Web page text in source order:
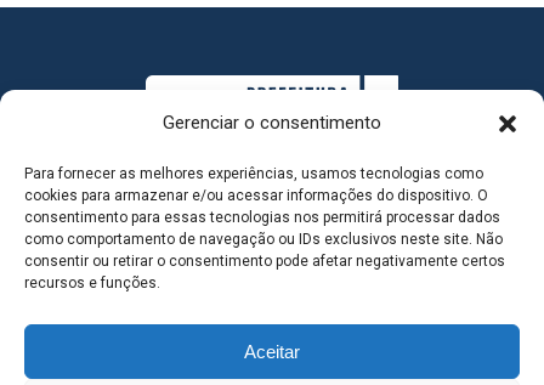
Gerenciar o consentimento
Para fornecer as melhores experiências, usamos tecnologias como
cookies para armazenar e/ou acessar informações do dispositivo. O
consentimento para essas tecnologias nos permitirá processar dados
como comportamento de navegação ou IDs exclusivos neste site. Não
consentir ou retirar o consentimento pode afetar negativamente certos
recursos e funções.
Aceitar
MAPA DO SITE